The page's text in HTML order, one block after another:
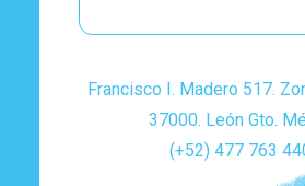
Francisco I. Madero 517.
37000. León Gto.
(+52) 477 763